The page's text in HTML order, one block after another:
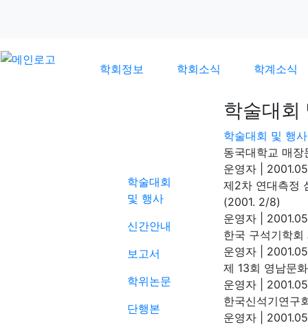
학회정보 학회소식 학계소식
학술대회
및 행사
신간안내
보고서
학위논문
단행본
학술대회
학술대회 및 행사
동국대학교 매
운영자
제2차 연대측정
(2001. 2/8)
운영자
한국 구석기학
운영자
제 13회 영남문
운영자
한국신석기연구
운영자